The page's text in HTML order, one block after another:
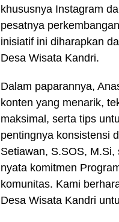
khususnya Instagram
pesatnya
inisiatif ini diharapkan
Desa Wisata Kandri.
Dalam paparannya,
konten yang menarik,
maksimal, serta tips
pentingnya konsistensi
Setiawan, S.SOS,
nyata komitmen
komunitas. Kami
Desa Wisata Kandri